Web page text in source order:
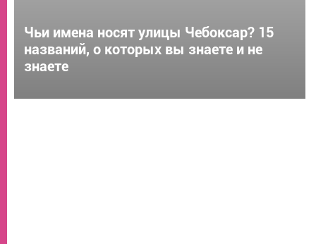
Чьи имена носят улицы Чебоксар? 15
названий, о которых вы знаете и не
знаете